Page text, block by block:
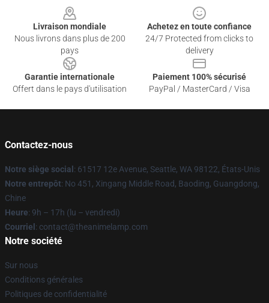
Livraison mondiale
Nous livrons dans plus de 200
pays
Achetez en toute confiance
24/7 Protected from clicks to
delivery
Garantie internationale
Offert dans le pays d'utilisation
Paiement 100% sécurisé
PayPal / MasterCard / Visa
Contactez-nous
Notre siège social : 61517 12e Avenue, Seattle, WA 98122, États-Unis
Notre entrepôt: No 451, Xingang Middle Road, Baoding, Guangdong,
Chine
Heure: 9h – 17h (lu – vendredi)
Courriel : contact@theanimelamp.com
Notre société
Sur nous
Conditions générales
Politiques de confidentialité